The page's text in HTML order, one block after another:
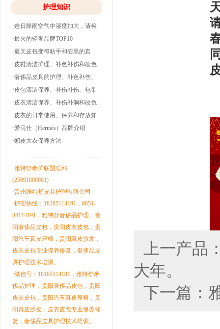
护理知识
·连日降雨空气中湿度加大，请检
查下你的皮衣
·最火的轻奢品牌TOP10
·夏天皮包变得粘手和变黑的真
相！
·皮鞋清洁护理、补色补伤和改色
翻新！
·奢侈品皮具的护理、补色补伤、
包带油边和翻
·皮包清洁保养、补伤补伤、包带
洞边和改色翻
·皮衣清洁保养、补伤补洞和改色
翻新！
·皮衣的日常使用、保养和存放知
识！
·爱马仕（Hermès）品牌介绍
·貂皮大衣保养方法
·雅特舒奢护联盟总部
(25091800001)
·贵州雅特舒皮具护理有限公司
·护理热线：18185114191，0851-
84114191，雅特舒奢侈品护理，贵
阳奢侈品皮包，贵阳皮衣皮包，贵
阳汽车真皮座椅，贵阳真皮沙发，
皮衣皮包专业保养修复，奢侈品皮
具护理技术培训。
·微信号：18185114191，雅特舒奢
侈品护理，贵阳奢侈品皮包，贵阳
皮衣皮包，贵阳汽车真皮座椅，贵
阳真皮沙发，皮衣皮包专业保养修
复，奢侈品皮具护理技术培训。
上一产品
大年。
下一篇：